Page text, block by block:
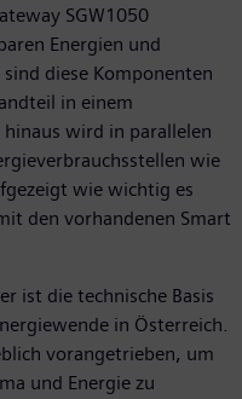
SGW1050
Energien und
diese Komponenten
in einem
wird in parallelen
wie
wie wichtig es
den vorhandenen Smart
ist die technische Basis
in Österreich.
vorangetrieben, um
und Energie zu